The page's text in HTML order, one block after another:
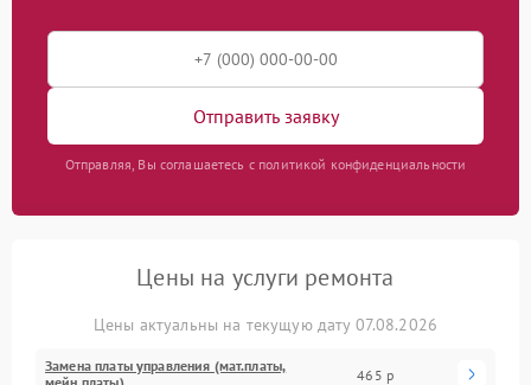
Отправить заявку
Отправляя, Вы соглашаетесь с политикой конфиденциальности
Цены на услуги ремонта
Цены актуальны на текущую дату 07.08.2026
Замена платы управления (мат.платы,
465 р